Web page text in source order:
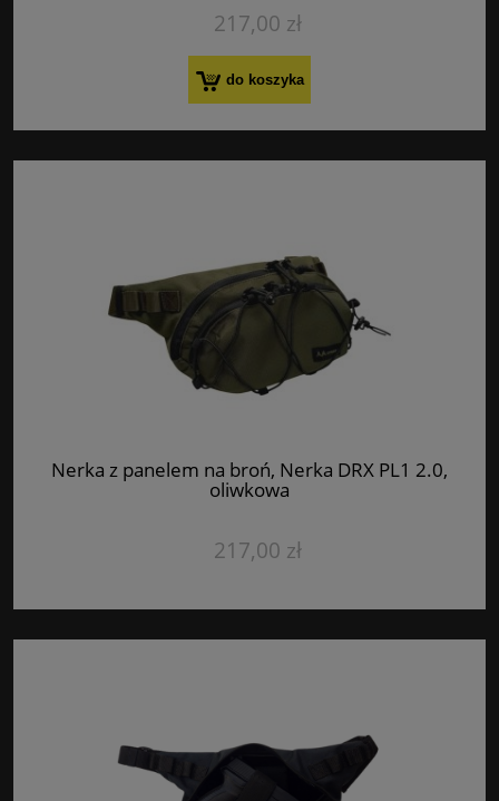
217,00 zł
do koszyka
Nerka z panelem na broń, Nerka DRX PL1 2.0,
oliwkowa
217,00 zł